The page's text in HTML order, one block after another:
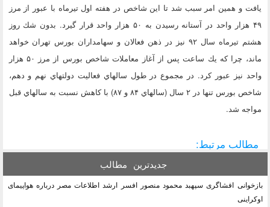
يافت و همين امر سبب شد تا اين شاخص در هفته اول تيرماه با عبور از مرز
۴۹ هزار واحد در آستانه رسيدن به ۵۰ هزار واحد قرار گيرد. بدون شك روز
هشتم تيرماه سال ۹۲ نيز در ذهن فعالان و سهامداران بورس تهران خواهد
ماند، چرا كه يك ساعت پس از آغاز معاملات شاخص بورس از مرز ۵۰ هزار
واحد نيز عبور كرد. در مجموع در طول سالهاي فعاليت دولتهاي نهم و دهم،
شاخص بورس تنها در ۲ سال (سالهاي ۸۴ و ۸۷) با كاهش نسبت به سالهاي قبل
مواجه شد.
مطالب مرتبط:
جدیدترین مطالب
بازخوانی افشاگری سپهبد محمود منصور افسر ارشد اطلاعات مصر درباره هواپیمای
اوکراینی